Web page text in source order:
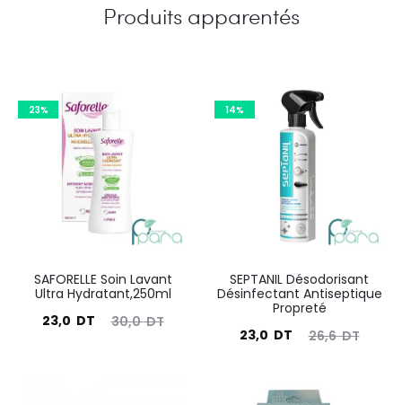
Produits apparentés
23%
SAFORELLE Soin Lavant
Ultra Hydratant,250ml
30,0DT
Le
23,0 DT
14%
SEPTANIL Désodorisant
Désinfectant Antiseptique
Propreté
26,6DT
Le
initial
23,0 DT